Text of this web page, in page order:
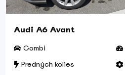
Audi A6 Avant
Combi
Predných kolies